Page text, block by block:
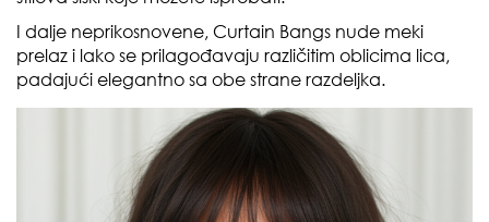
I dalje neprikosnovene, Curtain Bangs nude meki
prelaz i lako se prilagođavaju različitim oblicima lica,
padajući elegantno sa obe strane razdeljka.